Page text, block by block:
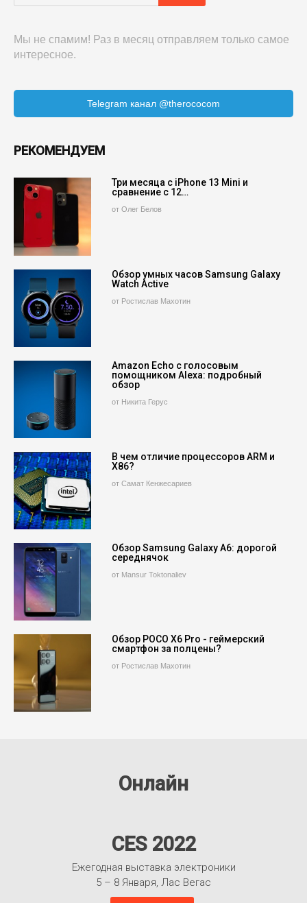
Мы не спамим! Раз в месяц отправляем только самое
интересное.
Telegram канал @therococom
РЕКОМЕНДУЕМ
Три месяца с iPhone 13 Mini и
сравнение с 12…
от Олег Белов
Обзор умных часов Samsung Galaxy
Watch Active
от Ростислав Махотин
Amazon Echo с голосовым
помощником Alexa: подробный
обзор
от Никита Герус
В чем отличие процессоров ARM и
X86?
от Самат Кенжесариев
Обзор Samsung Galaxy A6: дорогой
середнячок
от Mansur Toktonaliev
Обзор POCO X6 Pro - геймерский
смартфон за полцены?
от Ростислав Махотин
Онлайн
CES 2022
Ежегодная выставка электроники
5 – 8 Января, Лас Вегас